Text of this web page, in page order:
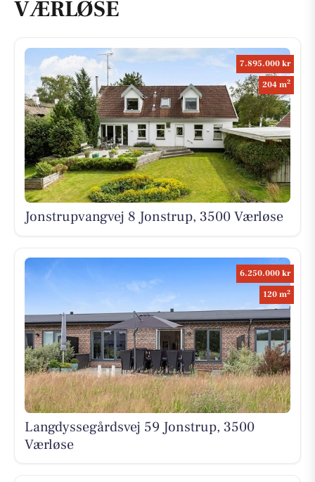
VÆRLØSE
7.895.000 kr
204 m2
Jonstrupvangvej 8 Jonstrup, 3500 Værløse
6.250.000 kr
120 m2
Langdyssegårdsvej 59 Jonstrup, 3500
Værløse